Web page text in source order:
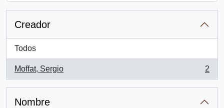
Creador
Todos
Moffat, Sergio
, 2 resultados
2
Nombre